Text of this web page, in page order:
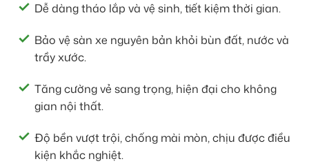
Dễ dàng tháo lắp và vệ sinh, tiết kiệm thời gian.
Bảo vệ sàn xe nguyên bản khỏi bùn đất, nước và
trầy xước.
Tăng cường vẻ sang trọng, hiện đại cho không
gian nội thất.
Độ bền vượt trội, chống mài mòn, chịu được điều
kiện khắc nghiệt.